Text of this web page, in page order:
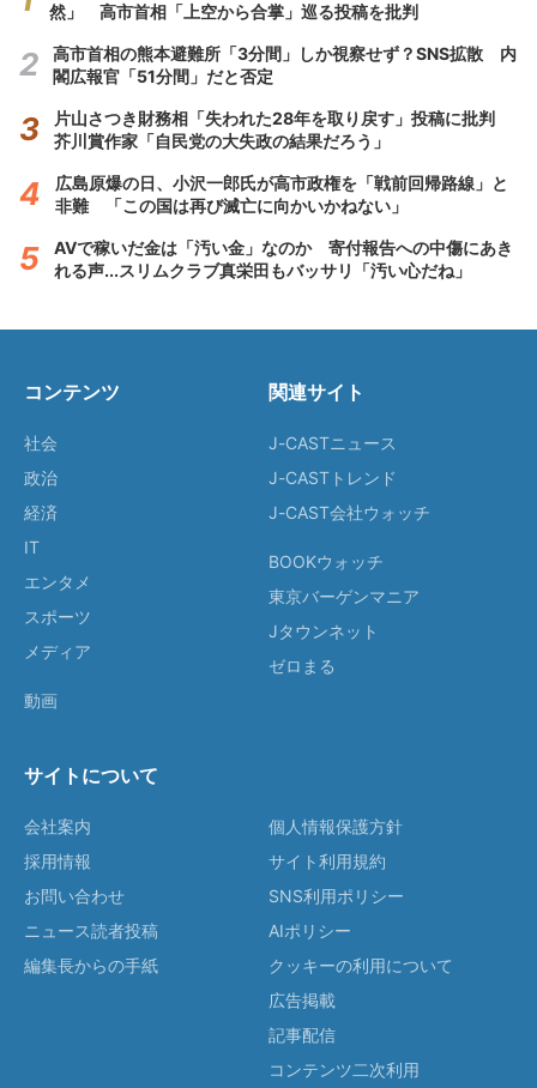
然」 高市首相「上空から合掌」巡る投稿を批判
高市首相の熊本避難所「3分間」しか視察せず？SNS拡散 内
閣広報官「51分間」だと否定
片山さつき財務相「失われた28年を取り戻す」投稿に批判
芥川賞作家「自民党の大失政の結果だろう」
広島原爆の日、小沢一郎氏が高市政権を「戦前回帰路線」と
非難 「この国は再び滅亡に向かいかねない」
AVで稼いだ金は「汚い金」なのか 寄付報告への中傷にあき
れる声...スリムクラブ真栄田もバッサリ「汚い心だね」
コンテンツ
社会
政治
経済
IT
エンタメ
スポーツ
メディア
動画
関連サイト
J-CASTニュース
J-CASTトレンド
J-CAST会社ウォッチ
BOOKウォッチ
東京バーゲンマニア
Jタウンネット
ゼロまる
サイトについて
会社案内
採用情報
お問い合わせ
ニュース読者投稿
編集長からの手紙
個人情報保護方針
サイト利用規約
SNS利用ポリシー
AIポリシー
クッキーの利用について
広告掲載
記事配信
コンテンツ二次利用